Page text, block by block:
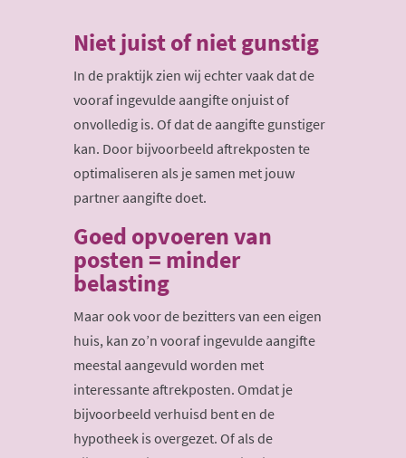
Niet juist of niet gunstig
In de praktijk zien wij echter vaak dat de
vooraf ingevulde aangifte onjuist of
onvolledig is. Of dat de aangifte gunstiger
kan. Door bijvoorbeeld aftrekposten te
optimaliseren als je samen met jouw
partner aangifte doet.
Goed opvoeren van
posten = minder
belasting
Maar ook voor de bezitters van een eigen
huis, kan zo’n vooraf ingevulde aangifte
meestal aangevuld worden met
interessante aftrekposten. Omdat je
bijvoorbeeld verhuisd bent en de
hypotheek is overgezet. Of als de